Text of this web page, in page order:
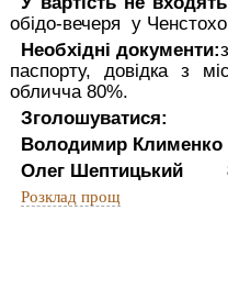
обідо-вечеря у
Необхідні документи:
паспорту, довідка з
обличча 80%.
Зголошуватися:
Володимир
Олег Шептицький 8
Розклад прощ